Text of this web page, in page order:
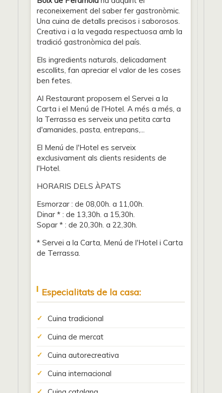
reconeixement del saber fer gastronòmic.
Una cuina de detalls precisos i saborosos.
Creativa i a la vegada respectuosa amb la
tradició gastronòmica del país.
Els ingredients naturals, delicadament
escollits, fan apreciar el valor de les coses
ben fetes.
Al Restaurant proposem el Servei a la
Carta i el Menú de l'Hotel. A més a més, a
la Terrassa es serveix una petita carta
d'amanides, pasta, entrepans,...
El Menú de l'Hotel es serveix
exclusivament als clients residents de
l'Hotel.
HORARIS DELS ÀPATS
Esmorzar : de 08,00h. a 11,00h.
Dinar * : de 13,30h. a 15,30h.
Sopar * : de 20,30h. a 22,30h.
* Servei a la Carta, Menú de l'Hotel i Carta
de Terrassa.
Especialitats de la casa:
Cuina tradicional
Cuina de mercat
Cuina autorecreativa
Cuina internacional